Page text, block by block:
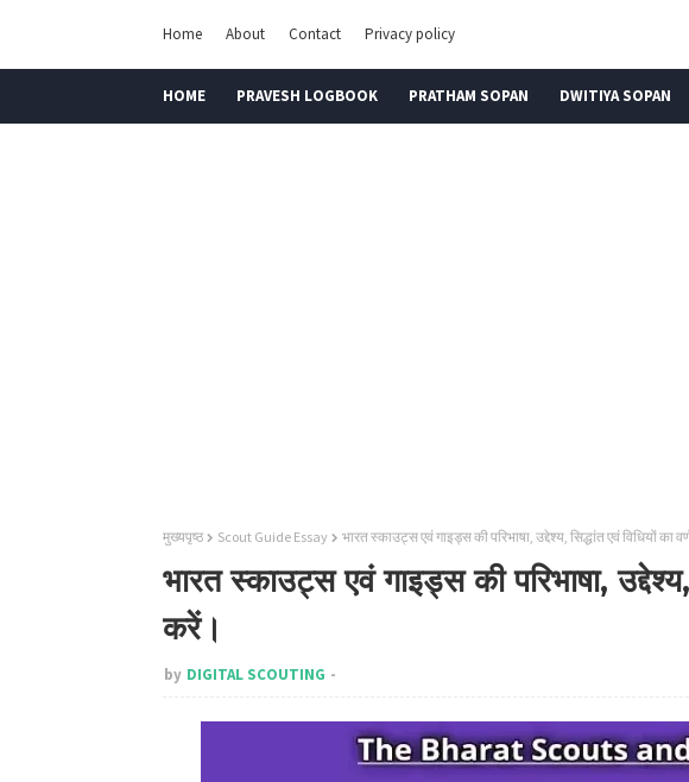
Home About Contact Privacy policy
HOME PRAVESH LOGBOOK PRATHAM SOPAN DWITIYA SOPAN
मुख्यपृष्ठ Scout Guide Essay भारत स्काउट्स एवं गाइड्स की परिभाषा, उद्देश्य, सिद्धांत एवं विधियों का
भारत स्काउट्स एवं गाइड्स की परिभाषा, उद्देश्य,
करें।
by DIGITAL SCOUTING